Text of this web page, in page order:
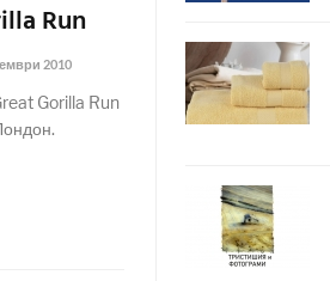
Run
2010
Gorilla Run